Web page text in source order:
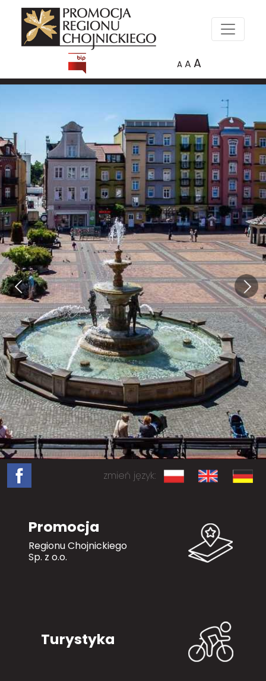
A A A
zmień język:
Promocja
Regionu Chojnickiego
Sp. z o.o.
Turystyka